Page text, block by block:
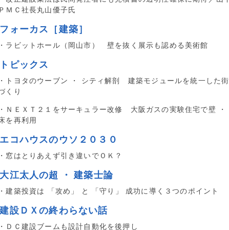
ＭＣ社長丸山優子氏
ォーカス［建築］
ラビットホール（岡山市） 壁を抜く展示も認める美術館
ピックス
トヨタのウーブン ・ シティ解剖 建築モジュールを統一した街
くり
ＮＥＸＴ２１をサーキュラー改修 大阪ガスの実験住宅で壁 ・
を再利用
コハウスのウソ２０３０
窓はとりあえず引き違いでＯＫ？
江太人の超 ・ 建築士論
建築投資は 「攻め」 と 「守り」 成功に導く３つのポイント
設ＤＸの終わらない話
ＤＣ建設ブームも設計自動化を後押し